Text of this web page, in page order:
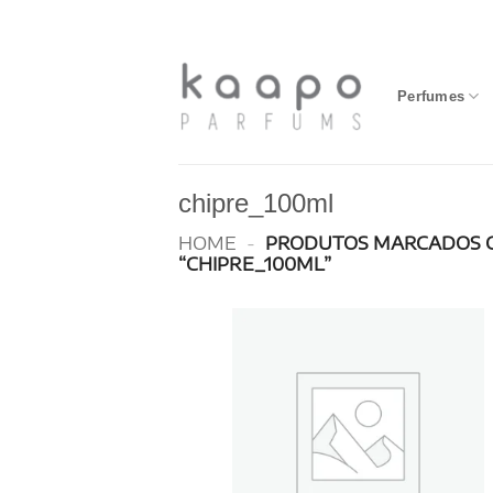
Perfumes
chipre_100ml
HOME - PRODUTOS MARCADOS
“CHIPRE_100ML”